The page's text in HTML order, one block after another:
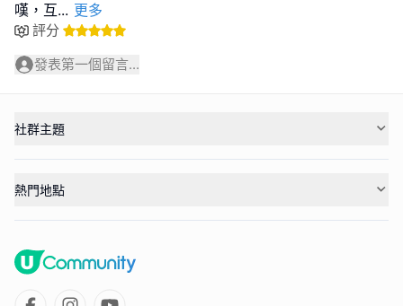
嘆，互... 更多
評分
發表第一個留言...
社群主題
熱門地點